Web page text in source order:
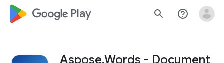
google_logo Play search help_outline
Aspose.Words - Document